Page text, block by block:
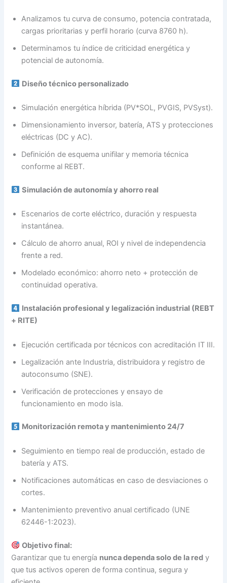
Analizamos tu curva de consumo, potencia contratada,
cargas prioritarias y perfil horario (curva 8760 h).
Determinamos tu índice de criticidad energética y
potencial de autonomía.
Diseño técnico personalizado
Simulación energética híbrida (PV*SOL, PVGIS, PVSyst).
Dimensionamiento inversor, batería, ATS y protecciones
eléctricas (DC y AC).
Definición de esquema unifilar y memoria técnica
conforme al REBT.
Simulación de autonomía y ahorro real
Escenarios de corte eléctrico, duración y respuesta
instantánea.
Cálculo de ahorro anual, ROI y nivel de independencia
frente a red.
Modelado económico: ahorro neto + protección de
continuidad operativa.
Instalación profesional y legalización industrial (REBT
+ RITE)
Ejecución certificada por técnicos con acreditación IT III.
Legalización ante Industria, distribuidora y registro de
autoconsumo (SNE).
Verificación de protecciones y ensayo de
funcionamiento en modo isla.
Monitorización remota y mantenimiento 24/7
Seguimiento en tiempo real de producción, estado de
batería y ATS.
Notificaciones automáticas en caso de desviaciones o
cortes.
Mantenimiento preventivo anual certificado (UNE
62446-1:2023).
Objetivo final:
Garantizar que tu energía nunca dependa solo de la red y
que tus activos operen de forma continua, segura y